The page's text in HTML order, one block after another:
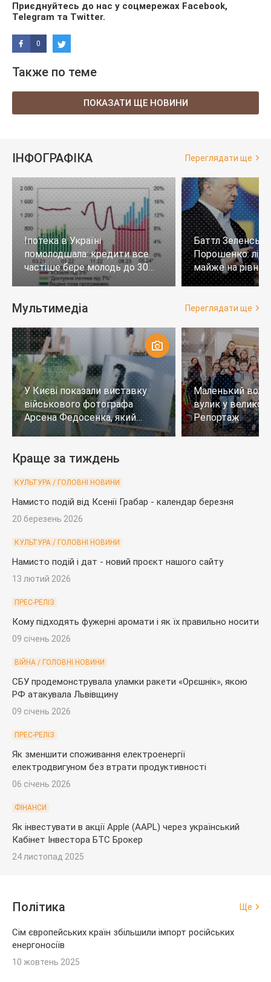
Приєднуйтесь до нас у соцмережах Facebook,
Telegram та Twitter.
0
Также по теме
ПОКАЗАТИ ЩЕ НОВИНИ
ІНФОГРАФІКА Переглядати ще
Іпотека в Україні
помолодшала: кредити все
частіше бере молодь до 30
років
Баттл
Порошенко:
майже на
тих, хто не
Мультимедіа Переглядати ще
У Києві показали виставку
військового фотографа
Арсена Федосенка, який
загинув на війні
Маленький
вулик у
Репортаж
Краще за тиждень
КУЛЬТУРА / ГОЛОВНІ НОВИНИ
Намисто подій від Ксенії Грабар - календар березня
20 березень 2026
КУЛЬТУРА / ГОЛОВНІ НОВИНИ
Намисто подій і дат - новий проєкт нашого сайту
13 лютий 2026
ПРЕС-РЕЛІЗ
Кому підходять фужерні аромати і як їх правильно носити
09 січень 2026
ВІЙНА / ГОЛОВНІ НОВИНИ
СБУ продемонструвала уламки ракети «Орєшнік», якою
РФ атакувала Львівщину
09 січень 2026
ПРЕС-РЕЛІЗ
Як зменшити споживання електроенергії
електродвигуном без втрати продуктивності
06 січень 2026
ФІНАНСИ
Як інвестувати в акції Apple (AAPL) через український
Кабінет Інвестора БТС Брокер
24 листопад 2025
Політика Ще
Сім європейських країн збільшили імпорт російських
енергоносіїв
10 жовтень 2025